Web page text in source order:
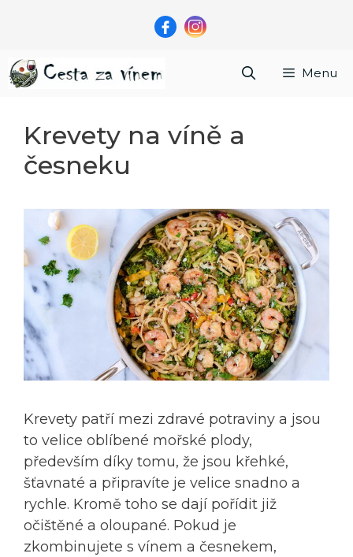
Menu
Krevety na víně a
česneku
Krevety patří mezi zdravé potraviny a jsou
to velice oblíbené mořské plody,
především díky tomu, že jsou křehké,
šťavnaté a připravíte je velice snadno a
rychle. Kromě toho se dají pořídit již
očištěné a oloupané. Pokud je
zkombinujete s vínem a česnekem,